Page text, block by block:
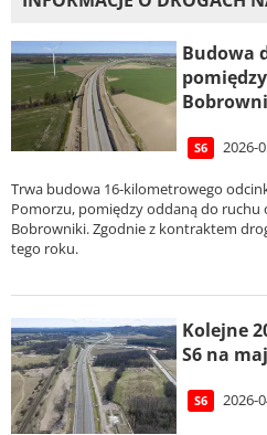
Budowa
S6 2026-
Trwa budowa 16-kilometrowego
Pomorzu, pomiędzy oddaną do ruchu
Bobrowniki. Zgodnie z kontraktem
tego roku.
Kolejne
S6 na
S6 2026-